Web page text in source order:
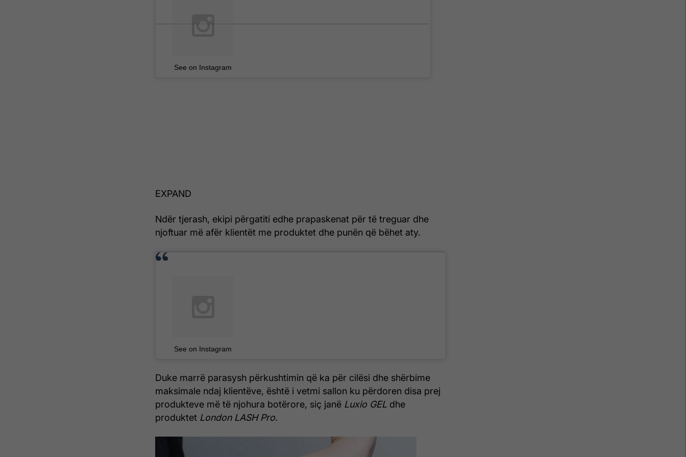
See on Instagram
EXPAND
Ndër tjerash, ekipi përgatiti edhe prapaskenat për të treguar dhe
njoftuar më afër klientët me produktet dhe punën që bëhet aty.
See on Instagram
Duke marrë parasysh përkushtimin që ka për cilësi dhe shërbime
maksimale ndaj klientëve, është i vetmi sallon ku përdoren disa prej
produkteve më të njohura botërore, siç janë Luxio GEL dhe
produktet London LASH Pro.